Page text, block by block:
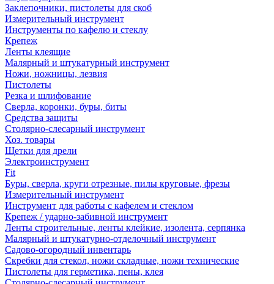
Заклепочники, пистолеты для скоб
Измерительный инструмент
Инструменты по кафелю и стеклу
Крепеж
Ленты клеящие
Малярный и штукатурный инструмент
Ножи, ножницы, лезвия
Пистолеты
Резка и шлифование
Сверла, коронки, буры, биты
Средства защиты
Столярно-слесарный инструмент
Хоз. товары
Щетки для дрели
Электроинструмент
Fit
Буры, сверла, круги отрезные, пилы круговые, фрезы
Измерительный инструмент
Инструмент для работы с кафелем и стеклом
Крепеж / ударно-забивной инструмент
Ленты строительные, ленты клейкие, изолента, серпянка
Малярный и штукатурно-отделочный инструмент
Садово-огородный инвентарь
Скребки для стекол, ножи складные, ножи технические
Пистолеты для герметика, пены, клея